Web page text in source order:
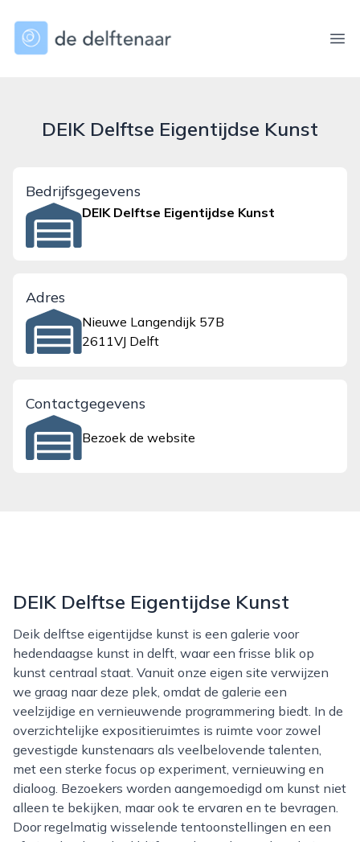
dedelftenaar.nl
DEIK Delftse Eigentijdse Kunst
Bedrijfsgegevens
DEIK Delftse Eigentijdse Kunst
Adres
Nieuwe Langendijk 57B
2611VJ Delft
Contactgegevens
Bezoek de website
DEIK Delftse Eigentijdse Kunst
Deik delftse eigentijdse kunst is een galerie voor
hedendaagse kunst in delft, waar een frisse blik op
kunst centraal staat. Vanuit onze eigen site verwijzen
we graag naar deze plek, omdat de galerie een
veelzijdige en vernieuwende programmering biedt. In de
overzichtelijke expositieruimtes is ruimte voor zowel
gevestigde kunstenaars als veelbelovende talenten,
met een sterke focus op experiment, vernieuwing en
dialoog. Bezoekers worden aangemoedigd om kunst niet
alleen te bekijken, maar ook te ervaren en te bevragen.
Door regelmatig wisselende tentoonstellingen en een